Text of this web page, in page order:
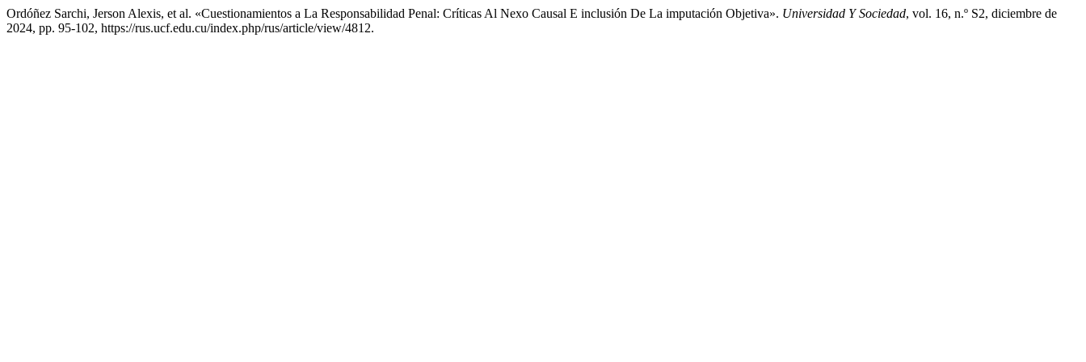
Ordóñez Sarchi, Jerson Alexis, et al. «Cuestionamientos a La Responsabilidad Penal: Críticas Al Nexo Causal E inclusión De La imputación Objetiva». Universidad Y Sociedad, vol. 16, n.º S2, diciembre de
2024, pp. 95-102, https://rus.ucf.edu.cu/index.php/rus/article/view/4812.